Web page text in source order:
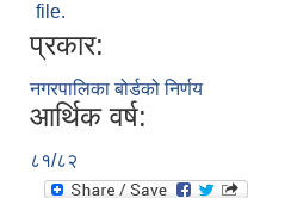
file.
प्रकार:
नगरपालिका बोर्डको निर्णय
आर्थिक वर्ष:
८१/८२